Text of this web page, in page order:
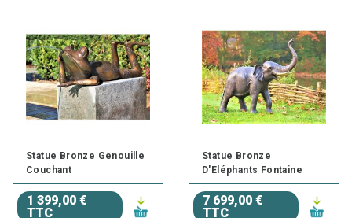
Statue Bronze Genouille
Couchant
1 399,00 €
TTC
Statue Bronze
D'Eléphants Fontaine
7 699,00 €
TTC